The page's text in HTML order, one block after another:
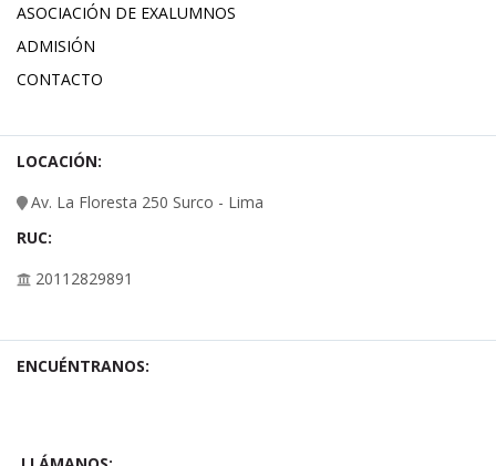
ASOCIACIÓN DE EXALUMNOS
ADMISIÓN
CONTACTO
LOCACIÓN:
Av. La Floresta 250 Surco - Lima
RUC:
20112829891
ENCUÉNTRANOS: